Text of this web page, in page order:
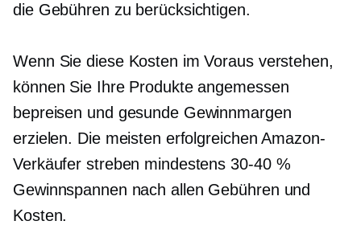
die Gebühren zu berücksichtigen.
Wenn Sie diese Kosten im Voraus verstehen,
können Sie Ihre Produkte angemessen
bepreisen und gesunde Gewinnmargen
erzielen. Die meisten erfolgreichen Amazon-
Verkäufer streben mindestens30-40 %
Gewinnspannen nach allen Gebühren und
Kosten.